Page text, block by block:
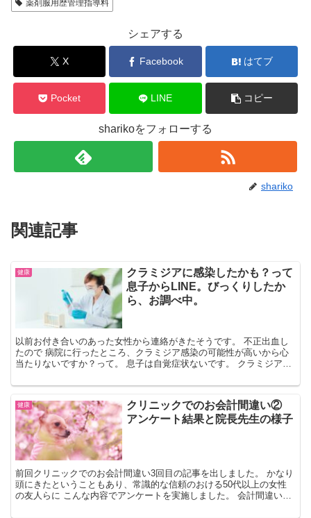
薬剤服用歴管理指導料
シェアする
X Facebook はてブ
Pocket LINE コピー
sharikoをフォローする
shariko
関連記事
健康
クラミジアに感染したかも？って
息子からLINE。びっくりしたか
ら、お調べ中。
以前お付き合いのあった女性から連絡がきたそうです。 不正出血し
たので 病院に行ったところ、クラミジア感染の可能性が高いから心
当たりないですか？って。 息子は自覚症状ないです。 クラミジアと
健康
クリニックでのお会計間違い②
アンケート結果と院長先生の様子
前回クリニックでのお会計間違い3回目の記事を出しました。 かなり
頭にきたということもあり、常識的な信頼のおける50代以上の女性
の友人らに こんな内容でアンケートを実施しました。 会計間違いの